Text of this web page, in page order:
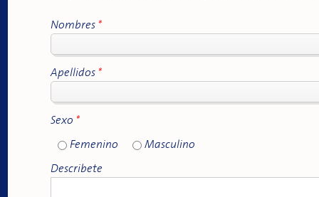
Nombres *
Apellidos *
Sexo *
Femenino
Masculino
Describete